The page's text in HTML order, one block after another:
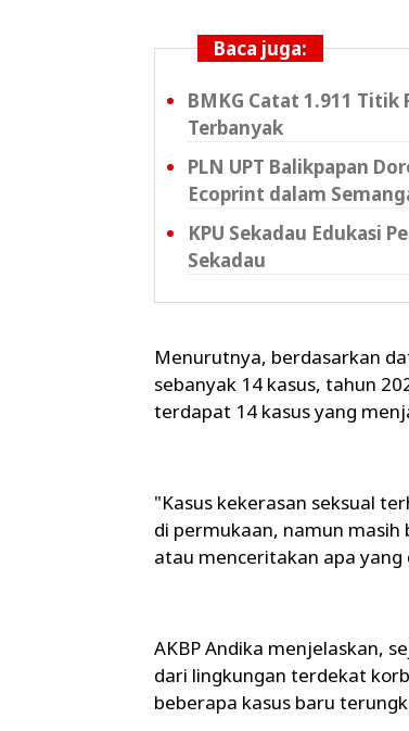
Baca juga:
BMKG Catat 1.911 Titik
Terbanyak
PLN UPT Balikpapan
Ecoprint dalam
KPU Sekadau Edukasi
Sekadau
Menurutnya, berdasarkan
sebanyak 14 kasus, tahun
terdapat 14 kasus yang
"Kasus kekerasan seksual
di permukaan, namun
atau menceritakan apa
AKBP Andika menjelaskan,
dari lingkungan terdekat
beberapa kasus baru